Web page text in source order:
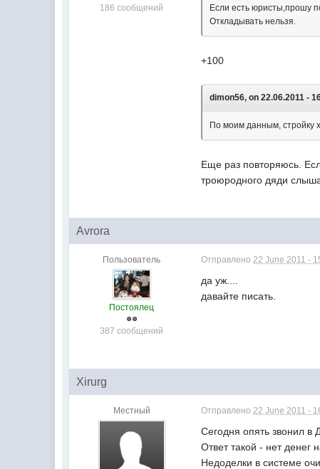
186 сообщений
Если есть юристы,прошу
Откладывать нельзя.
+100
dimon56, on 22.06.2011 -
По моим данным, стройку
Еще раз повторяюсь.
троюродного дяди
Avrora
Пользователь
Постоялец
387 сообщений
Отправлено22 June 2011 -
да уж....
давайте писать.
Xirurg
Местный Отправлено22 June 2011 -
Сегодня опять звонил в
Ответ такой - нет денег
Недоделки в системе